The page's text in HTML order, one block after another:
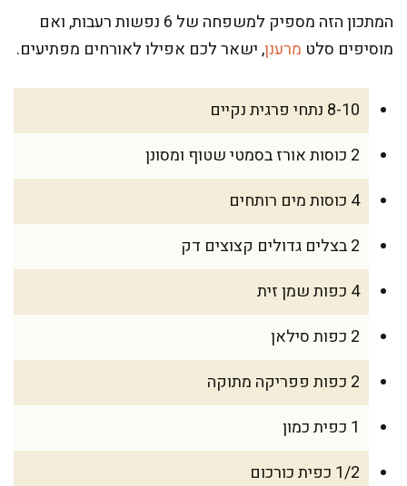
המתכון הזה מספיק למשפחה של 6 נפשות רעבות, ואם
מוסיפים סלט מרענן, ישאר לכם אפילו לאורחים מפתיעים.
8-10 נתחי פרגית נקיים
2 כוסות אורז בסמטי שטוף ומסונן
4 כוסות מים רותחים
2 בצלים גדולים קצוצים דק
4 כפות שמן זית
2 כפות סילאן
2 כפות פפריקה מתוקה
1 כפית כמון
1/2 כפית כורכום